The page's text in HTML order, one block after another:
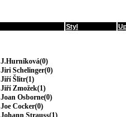
Styl
J.Hurníková(0)
Jiri Schelinger(0)
Jiří Šlitr(1)
Jiří Zmožek(1)
Joan Osborne(0)
Joe Cocker(0)
Johann Strauss(1)